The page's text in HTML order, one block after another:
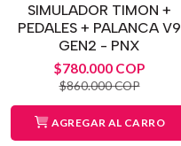
SIMULADOR TIMON +
PEDALES + PALANCA V9
GEN2 - PNX
$780.000 COP
$860.000 COP
AGREGAR AL CARRO